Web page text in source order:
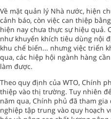
Về mặt quản lý Nhà nước, hiện
cảnh báo, còn việc can thiệp
hiện nay chưa thực sự hiệu quả.
như khuyến khích tiêu dùng nội
khu chế biến... nhưng việc triển
qua, các hiệp hội ngành hàng
làm được.
Theo quy định của WTO, Chính
thiệp vào thị trường. Tuy nhiên
năm qua, Chính phủ đã tham
nghiệp tập trung vào quy hoạch